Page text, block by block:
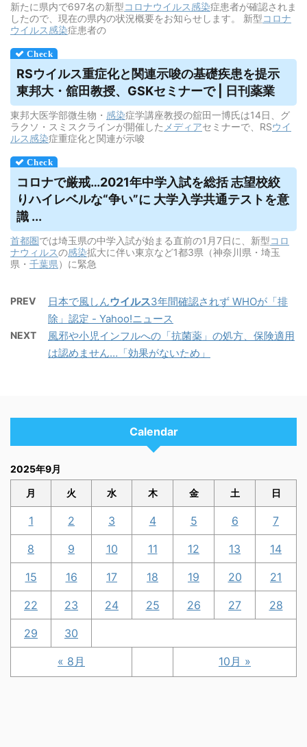
新たに県内で697名の新型コロナウイルス感染症患者が確認されま
したので、現在の県内の状況概要をお知らせします。 新型コロナ
ウイルス感染症患者の
RSウイルス重症化と関連示唆の基礎疾患を提示
東邦大・舘田教授、GSKセミナーで | 日刊薬業
東邦大医学部微生物・ 感染症学講座教授の舘田一博氏は14日、グ
ラクソ・スミスクラインが開催した メディアセミナーで、RSウイ
ルス感染症重症化と関連が示唆
コロナで厳戒…2021年中学入試を総括 志望校絞
りハイレベルな“争い”に 大学入学共通テストを意
識 ...
首都圏では埼玉県の中学入試が始まる直前の1月7日に、新型コロ
ナウィルスの感染拡大に伴い東京など1都3県（神奈川県・埼玉
県・ 千葉県）に緊急
PREV 日本で風しんウイルス3年間確認されず WHOが「排
除」認定 - Yahoo!ニュース
NEXT
風邪や小児インフルへの「抗菌薬」の処方、保険適用
は認めません…「効果がないため」
Calendar
2025年9月
月 火 水 木 金 土 日
« 8月 10月 »
1 2 3 4 5 6 7
8 9 10 11 12 13 14
15 16 17 18 19 20 21
22 23 24 25 26 27 28
29 30